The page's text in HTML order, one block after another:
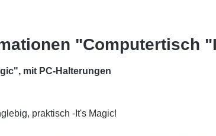
"Computertisch
mit PC-Halterungen
praktisch -It's Magic!